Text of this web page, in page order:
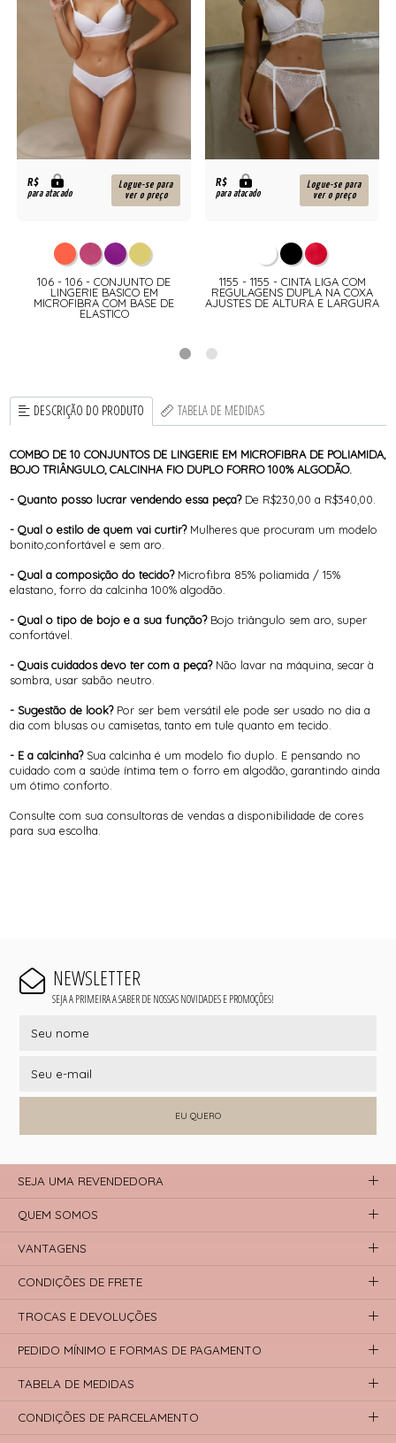
R$
para atacado
Logue-se para
ver o preço
106 - 106 - CONJUNTO DE
LINGERIE BASICO EM
MICROFIBRA COM BASE DE
ELASTICO
R$
para atacado
Logue-se para
ver o preço
1155 - 1155 - CINTA LIGA COM
REGULAGENS DUPLA NA COXA
AJUSTES DE ALTURA E LARGURA
DESCRIÇÃO DO PRODUTO TABELA DE MEDIDAS
COMBO DE 10 CONJUNTOS DE LINGERIE EM MICROFIBRA DE POLIAMIDA,
BOJO TRIÂNGULO, CALCINHA FIO DUPLO FORRO 100% ALGODÃO.
- Quanto posso lucrar vendendo essa peça?De R$230,00 a R$340,00.
- Qual o estilo de quem vai curtir? Mulheres que procuram um modelo
bonito,confortável e sem aro.
- Qual a composição do tecido?Microfibra 85% poliamida / 15%
elastano, forro da calcinha 100% algodão.
- Qual o tipo de bojo e a sua função? Bojo triângulo sem aro, super
confortável.
- Quais cuidados devo ter com a peça?Não lavar na máquina, secar à
sombra, usar sabão neutro.
- Sugestão de look?Por ser bem versátil ele pode ser usado no dia a
dia com blusas ou camisetas, tanto em tule quanto em tecido.
- E a calcinha?Sua calcinha é um modelo fio duplo. E pensando no
cuidado com a saúde íntima tem o forro em algodão, garantindo ainda
um ótimo conforto.
Consulte com sua consultoras de vendas a disponibilidade de cores
para sua escolha.
NEWSLETTER
SEJA A PRIMEIRA A SABER DE NOSSAS NOVIDADES E PROMOÇÕES!
EU QUERO
SEJA UMA REVENDEDORA
QUEM SOMOS
VANTAGENS
CONDIÇÕES DE FRETE
TROCAS E DEVOLUÇÕES
PEDIDO MÍNIMO E FORMAS DE PAGAMENTO
TABELA DE MEDIDAS
CONDIÇÕES DE PARCELAMENTO